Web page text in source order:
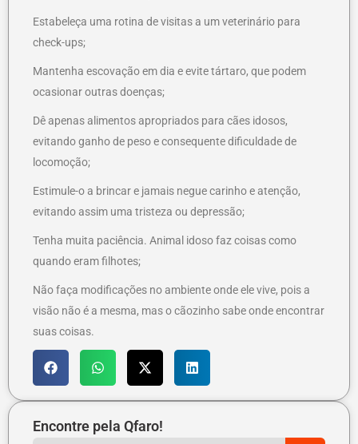
Estabeleça uma rotina de visitas a um veterinário para
check-ups;
Mantenha escovação em dia e evite tártaro, que podem
ocasionar outras doenças;
Dê apenas alimentos apropriados para cães idosos,
evitando ganho de peso e consequente dificuldade de
locomoção;
Estimule-o a brincar e jamais negue carinho e atenção,
evitando assim uma tristeza ou depressão;
Tenha muita paciência. Animal idoso faz coisas como
quando eram filhotes;
Não faça modificações no ambiente onde ele vive, pois a
visão não é a mesma, mas o cãozinho sabe onde encontrar
suas coisas.
Encontre pela Qfaro!